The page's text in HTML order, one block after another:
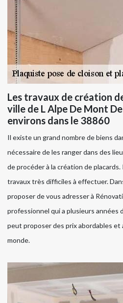
Les travaux de création
ville de L Alpe De Mont
environs dans le 38860
Il existe un grand nombre de biens
nécessaire de les ranger dans des
de procéder à la création de
travaux très difficiles à effectuer.
proposer de vous adresser à
professionnel qui a plusieurs années
peut proposer des prix abordables et
monde.